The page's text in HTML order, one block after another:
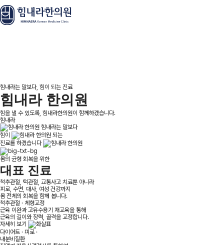
CHEER UP
힘내라는 말보다, 힘이 되는 진료
힘내라 한의원
힘을 낼 수 있도록, 힘내라한의원이 함께하겠습니다.
힘내라
힘내라는 말보다
힘이
되는
진료를 하겠습니다
몸의 균형 회복을 위한
대표 진료
척추관절, 턱관절, 교통사고 치료뿐 아니라
피로, 수면, 대사, 여성 건강까지
몸 전체의 회복을 함께 봅니다.
척추관절 · 체형교정
근육 이완과 고유수용기 재교육을 통해
근육의 길이와 장력, 골격을 교정합니다.
자세히 보기
다이어트 · 피로 ·
내분비질환